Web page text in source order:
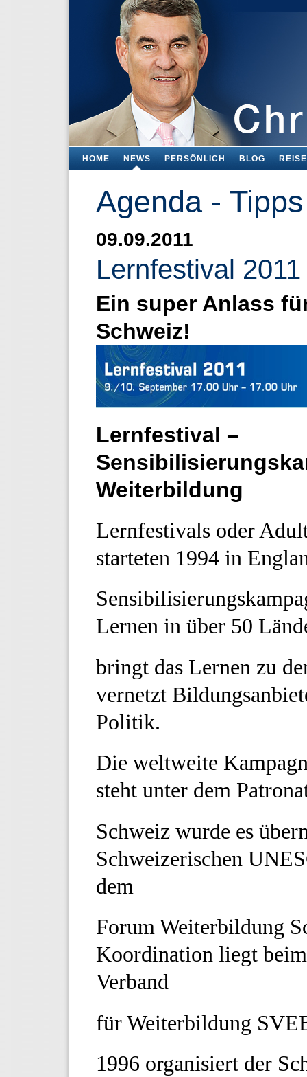
HOME NEWS PERSÖNLICH BLOG
Agenda -
09.09.2011
Lernfestival 2011
Ein super Anlass
Schweiz!
Lernfestival –
Weiterbildung
Lernfestivals oder
starteten 1994 in
Lernen in über 50
bringt das Lernen zu
vernetzt
Politik.
Die weltweite
steht unter dem
Schweiz wurde es
Schweizerischen
dem
Forum Weiterbildung
Koordination liegt
Verband
für Weiterbildung
1996 organisiert der